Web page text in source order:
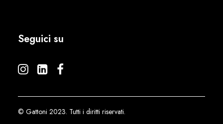
Seguici su
© Gattoni 2023. Tutti i diritti riservati.